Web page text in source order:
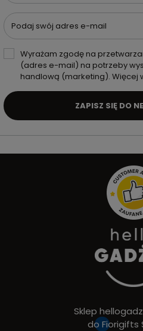
Podaj swój adres e-mail
Wyrażam zgodę na
(adres e-mail) na potrzeby
handlową (marketing). Więcej
ZAPISZ SIĘ DO
Sklep
do Fiorigifts